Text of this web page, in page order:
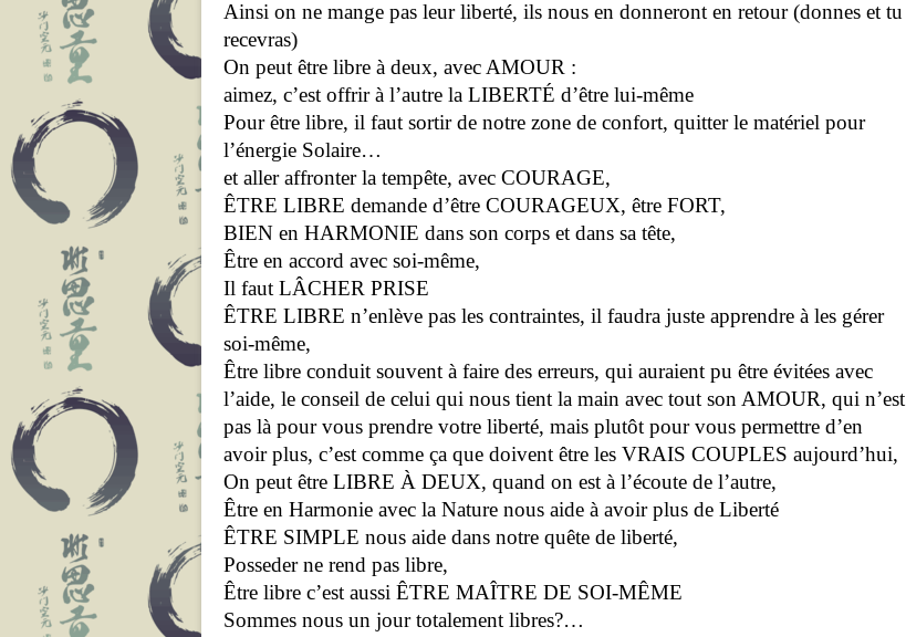
Ainsi on ne mange pas leur liberté, ils nous en donneront en retour (donnes et tu
recevras)
On peut être libre à deux, avec AMOUR :
aimez, c’est offrir à l’autre la LIBERTÉ d’être lui-même
Pour être libre, il faut sortir de notre zone de confort, quitter le matériel pour
l’énergie Solaire…
et aller affronter la tempête, avec COURAGE,
ÊTRE LIBRE demande d’être COURAGEUX, être FORT,
BIEN en HARMONIE dans son corps et dans sa tête,
Être en accord avec soi-même,
Il faut LÂCHER PRISE
ÊTRE LIBRE n’enlève pas les contraintes, il faudra juste apprendre à les gérer
soi-même,
Être libre conduit souvent à faire des erreurs, qui auraient pu être évitées avec
l’aide, le conseil de celui qui nous tient la main avec tout son AMOUR, qui n’est
pas là pour vous prendre votre liberté, mais plutôt pour vous permettre d’en
avoir plus, c’est comme ça que doivent être les VRAIS COUPLES aujourd’hui,
On peut être LIBRE À DEUX, quand on est à l’écoute de l’autre,
Être en Harmonie avec la Nature nous aide à avoir plus de Liberté
ÊTRE SIMPLE nous aide dans notre quête de liberté,
Posseder ne rend pas libre,
Être libre c’est aussi ÊTRE MAÎTRE DE SOI-MÊME
Sommes nous un jour totalement libres?…